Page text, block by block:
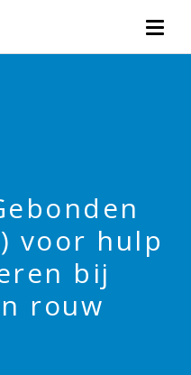
voor hulp
bij
rouw